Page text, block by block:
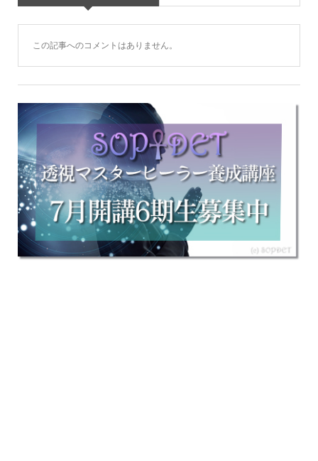
この記事へのコメントはありません。